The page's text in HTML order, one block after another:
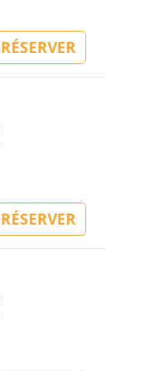
RÉSERVER
RÉSERVER